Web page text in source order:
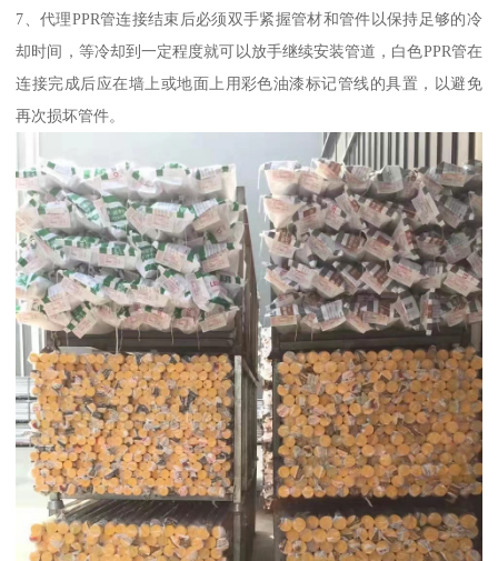
7、代理PPR管连接结束后必须双手紧握管材和管件以保持足够的冷
却时间，等冷却到一定程度就可以放手继续安装管道，白色PPR管在
连接完成后应在墙上或地面上用彩色油漆标记管线的具置，以避免
再次损坏管件。